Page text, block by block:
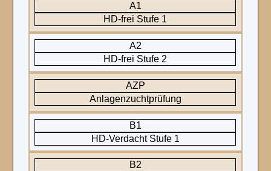
A1
HD-frei Stufe 1
A2
HD-frei Stufe 2
AZP
Anlagenzuchtprüfung
B1
HD-Verdacht Stufe 1
B2